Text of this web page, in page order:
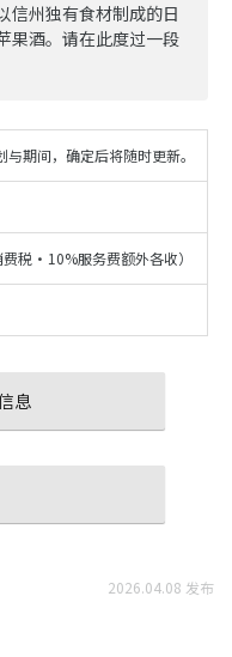
信州独有食材制成的日
果酒。请在此度过一段
期间，确定后将随时更新。
税・10%服务费额外各收）
息
2026.04.08 发布